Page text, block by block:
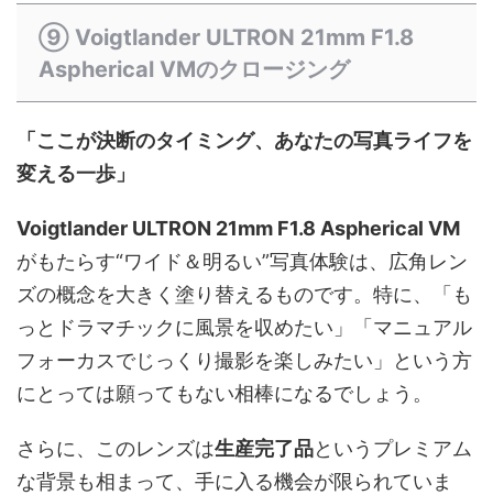
⑨ Voigtlander ULTRON 21mm F1.8
Aspherical VMのクロージング
「ここが決断のタイミング、あなたの写真ライフを
変える一歩」
Voigtlander ULTRON 21mm F1.8 Aspherical VM
がもたらす“ワイド＆明るい”写真体験は、広角レン
ズの概念を大きく塗り替えるものです。特に、「も
っとドラマチックに風景を収めたい」「マニュアル
フォーカスでじっくり撮影を楽しみたい」という方
にとっては願ってもない相棒になるでしょう。
さらに、このレンズは生産完了品というプレミアム
な背景も相まって、手に入る機会が限られていま